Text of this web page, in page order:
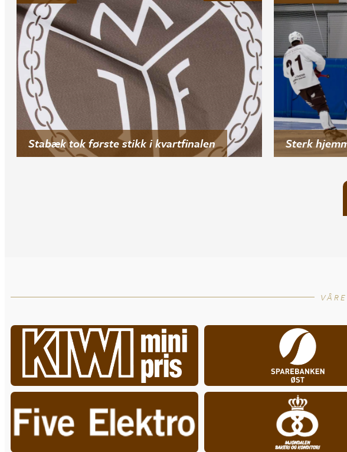
Stabæk tok første stikk i kvartfinalen Sterk